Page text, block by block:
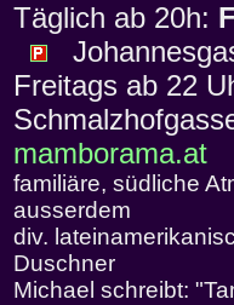
Täglich ab 20h:
Freitags ab 22
mamborama.at
familiäre, südliche
ausserdem
div.
Duschner
Michael schreibt: